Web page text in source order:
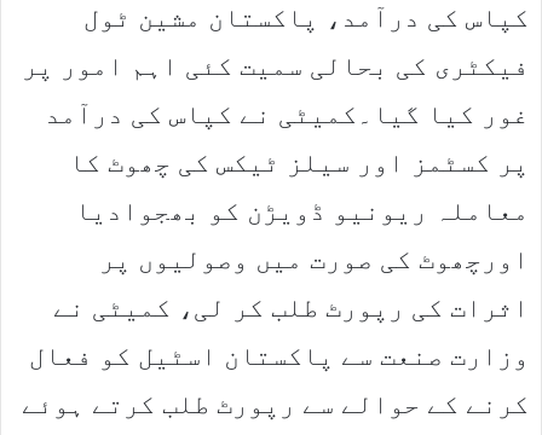
کپاس کی درآمد، پاکستان مشین ٹول
فیکٹری کی بحالی سمیت کئی اہم امور پر
غور کیا گیا۔کمیٹی نے کپاس کی درآمد
پر کسٹمز اور سیلز ٹیکس کی چھوٹ کا
معاملہ ریونیو ڈویڑن کو بھجوادیا
اورچھوٹ کی صورت میں وصولیوں پر
اثرات کی رپورٹ طلب کر لی، کمیٹی نے
وزارت صنعت سے پاکستان اسٹیل کو فعال
کرنے کے حوالے سے رپورٹ طلب کرتے ہوئے